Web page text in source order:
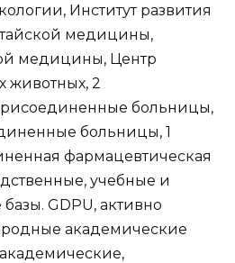
Институт развития
медицины,
медицины, Центр
животных, 2
больницы,
больницы, 1
фармацевтическая
учебные и
GDPU, активно
академические